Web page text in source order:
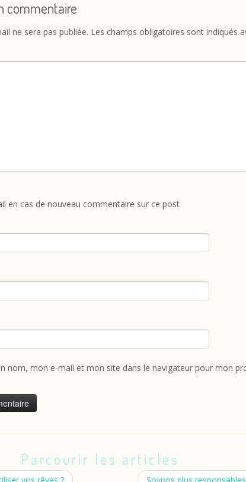
commentaire
ne sera pas publiée. Les champs obligatoires sont indiqués
en cas de nouveau commentaire sur ce post
nom, mon e-mail et mon site dans le navigateur pour mon
Parcourir les articles